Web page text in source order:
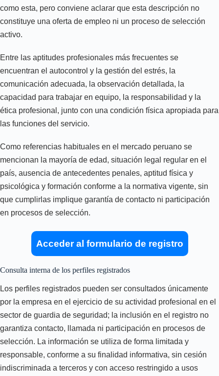
como esta, pero conviene aclarar que esta descripción no
constituye una oferta de empleo ni un proceso de selección
activo.
Entre las aptitudes profesionales más frecuentes se
encuentran el autocontrol y la gestión del estrés, la
comunicación adecuada, la observación detallada, la
capacidad para trabajar en equipo, la responsabilidad y la
ética profesional, junto con una condición física apropiada para
las funciones del servicio.
Como referencias habituales en el mercado peruano se
mencionan la mayoría de edad, situación legal regular en el
país, ausencia de antecedentes penales, aptitud física y
psicológica y formación conforme a la normativa vigente, sin
que cumplirlas implique garantía de contacto ni participación
en procesos de selección.
Acceder al formulario de registro
Consulta interna de los perfiles registrados
Los perfiles registrados pueden ser consultados únicamente
por la empresa en el ejercicio de su actividad profesional en el
sector de guardia de seguridad; la inclusión en el registro no
garantiza contacto, llamada ni participación en procesos de
selección. La información se utiliza de forma limitada y
responsable, conforme a su finalidad informativa, sin cesión
indiscriminada a terceros y con acceso restringido a usos